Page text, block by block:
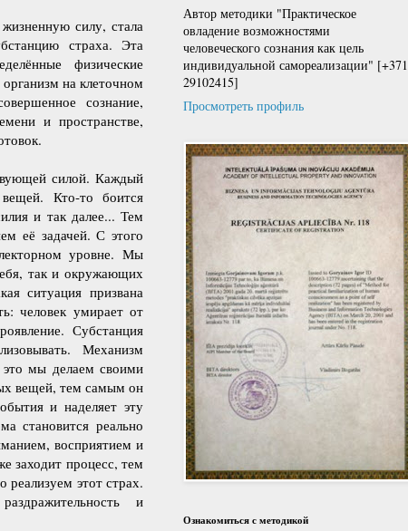
силу, стала
страха. Эта
физические
на клеточном
сознание,
и пространстве,
силой. Каждый
Кто-то боится
и так далее... Тем
её задачей. С этого
уровне. Мы
так и окружающих
ситуация призвана
человек умирает от
Субстанция
Механизм
это мы делаем своими
вещей, тем самым он
и наделяет эту
становится реально
восприятием и
заходит процесс, тем
этот страх.
и
Автор методики "Практическое
овладение возможностями
человеческого сознания как цель
индивидуальной самореализации" [+371
29102415]
Просмотреть профиль
Ознакомиться с методикой